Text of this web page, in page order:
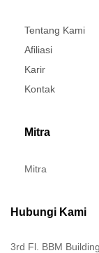
Tentang Kami
Afiliasi
Karir
Kontak
Mitra
Mitra
Hubungi Kami
3rd Fl. BBM